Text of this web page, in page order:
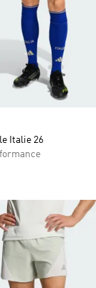
Italie 26
de produits favoris